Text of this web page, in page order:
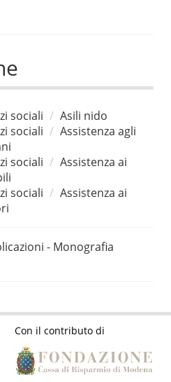
sociali
Asili nido
sociali
Assistenza agli
sociali
Assistenza ai
sociali
Assistenza ai
- Monografia
Con il contributo di